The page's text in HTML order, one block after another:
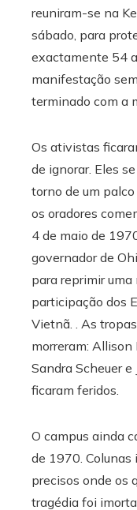
reuniram-se na
sábado, para
exactamente 54
manifestação
terminado com a
Os ativistas
de ignorar. Eles
torno de um
os oradores
4 de maio de
governador de
para reprimir
participação dos
Vietnã. . As
morreram: Allison
Sandra Scheuer
ficaram feridos.
O campus ainda
de 1970. Colunas
precisos onde os
tragédia foi